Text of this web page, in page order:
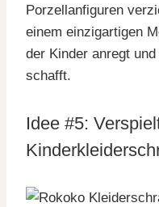
Porzellanfiguren
einem einzigartigen
der Kinder anregt
schafft.
Idee #5: